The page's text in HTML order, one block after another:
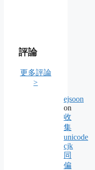
評論
更多評論
>
ejsoon
on
收
集
unicode
cjk
同
偏